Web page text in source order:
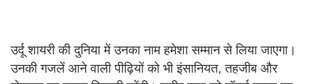
उर्दू शायरी की दुनिया में उनका नाम हमेशा सम्मान से लिया जाएगा।
उनकी गजलें आने वाली पीढ़ियों को भी इंसानियत, तहजीब और